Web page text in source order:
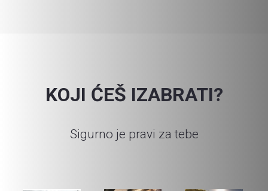
KOJI ĆEŠ IZABRATI?
Sigurno je pravi za tebe